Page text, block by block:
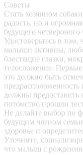
Советы
Стать хозяином
радость, но и
будущего четвероного
Удостоверьтесь в
малыши активны,
блестящие глазки,
телосложение.
это должно быть
должны предоставить
потомство прошли
Не делайте выбор по
будущим членом
здоровье и
Уточните,
что малыш с